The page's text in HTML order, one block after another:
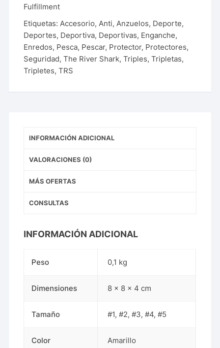
Fulfillment
Etiquetas:Accesorio,Anti,Anzuelos, Deporte,
Deportes, Deportiva, Deportivas, Enganche,
Enredos, Pesca, Pescar, Protector, Protectores,
Seguridad,The River Shark,Triples,Tripletas,
Tripletes,TRS
INFORMACIÓN ADICIONAL
VALORACIONES (0)
MÁS OFERTAS
CONSULTAS
INFORMACIÓN ADICIONAL
Peso 0,1 kg
Dimensiones 8 × 8 × 4 cm
Tamaño #1,#2,#3,#4,#5
Color Amarillo